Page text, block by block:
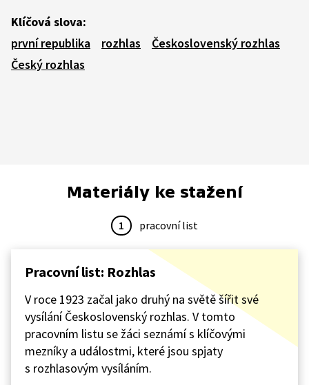
Klíčová slova:
první republika
rozhlas
Československý rozhlas
Český rozhlas
Materiály ke stažení
1 pracovní list
Pracovní list: Rozhlas
V roce 1923 začal jako druhý na světě šířit své
vysílání Československý rozhlas. V tomto
pracovním listu se žáci seznámí s klíčovými
mezníky a událostmi, které jsou spjaty
s rozhlasovým vysíláním.